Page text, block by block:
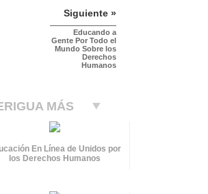
Siguiente »
Educando a
Gente Por Todo el
Mundo Sobre los
Derechos
Humanos
MÁS
En Línea de Unidos por
los Derechos Humanos